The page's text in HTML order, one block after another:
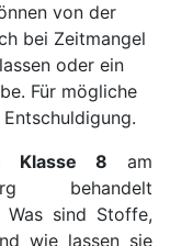
von der
bei Zeitmangel
oder ein
Für mögliche
Klasse 8 am
behandelt
Was sind Stoffe,
wie lassen sie